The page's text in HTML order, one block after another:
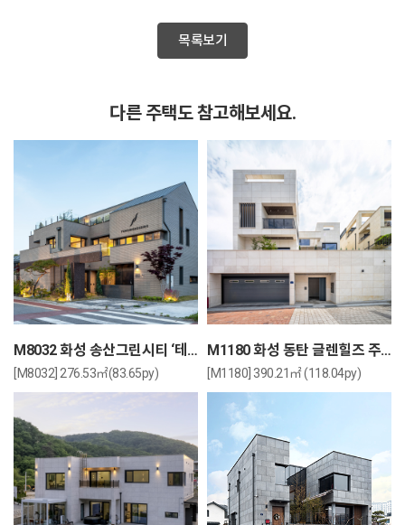
목록보기
다른 주택도 참고해보세요.
M8032 화성 송산그린시티 ‘테라스’
[M8032] 276.53㎡(83.65py)
M1180 화성 동탄 글렌힐즈 주택
[M1180] 390.21㎡ (118.04py)